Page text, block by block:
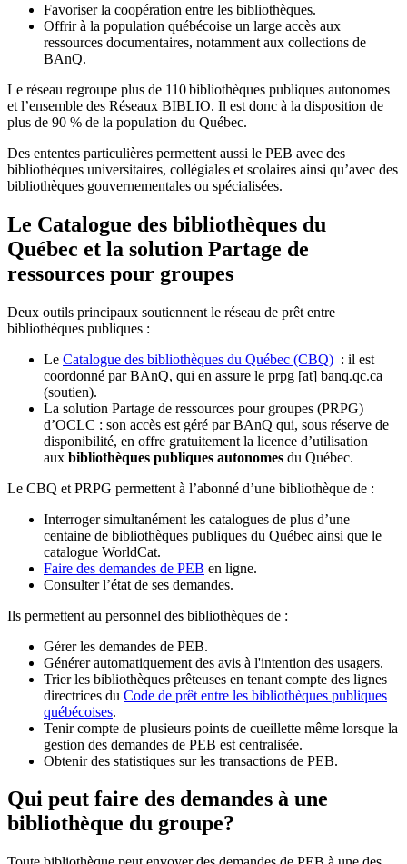
Favoriser la coopération entre les bibliothèques.
Offrir à la population québécoise un large accès aux
ressources documentaires, notamment aux collections de
BAnQ.
Le réseau regroupe plus de 110bibliothèques publiques autonomes
et l’ensemble des Réseaux BIBLIO. Il est donc à la disposition de
plus de 90 % de la population du Québec.
Des ententes particulières permettent aussi le PEB avec des
bibliothèques universitaires, collégiales et scolaires ainsi qu’avec des
bibliothèques gouvernementales ou spécialisées.
Le Catalogue des bibliothèques du
Québec et la solution Partage de
ressources pour groupes
Deux outils principaux soutiennent le réseau de prêt entre
bibliothèques publiques :
Le Catalogue des bibliothèques du Québec (CBQ) : il est
coordonné par BAnQ, qui en assure le prpg [at] banq.qc.ca
(soutien).
La solution Partage de ressources pour groupes (PRPG)
d’OCLC : son accès est géré par BAnQ qui, sous réserve de
disponibilité, en offre gratuitement la licence d’utilisation
aux bibliothèques publiques autonomes du Québec.
Le CBQ et PRPG permettent à l’abonné d’une bibliothèque de :
Interroger simultanément les catalogues de plus d’une
centaine de bibliothèques publiques du Québec ainsi que le
catalogue WorldCat.
Faire des demandes de PEB en ligne.
Consulter l’état de ses demandes.
Ils permettent au personnel des bibliothèques de :
Gérer les demandes de PEB.
Générer automatiquement des avis à l'intention des usagers.
Trier les bibliothèques prêteuses en tenant compte des lignes
directrices du Code de prêt entre les bibliothèques publiques
québécoises.
Tenir compte de plusieurs points de cueillette même lorsque la
gestion des demandes de PEB est centralisée.
Obtenir des statistiques sur les transactions de PEB.
Qui peut faire des demandes à une
bibliothèque du groupe?